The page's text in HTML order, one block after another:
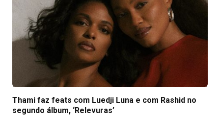
Thami faz feats com Luedji Luna e com Rashid no
segundo álbum, ‘Relevuras’